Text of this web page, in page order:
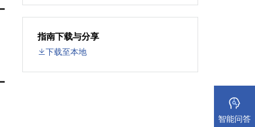
指南下载与分享
下载至本地
智能问答